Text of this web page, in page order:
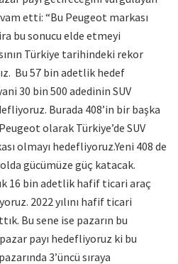
etti: “Bu Peugeot markası
bu sonucu elde etmeyi
Türkiye tarihindeki rekor
Bu 57 bin adetlik hedef
30 bin 500 adedinin SUV
Burada 408’in bir başka
olarak Türkiye’de SUV
olmayı hedefliyoruz.Yeni 408 de
gücümüze güç katacak.
16 bin adetlik hafif ticari araç
2022 yılını hafif ticari
Bu sene ise pazarın bu
payı hedefliyoruz ki bu
3’üncü sıraya